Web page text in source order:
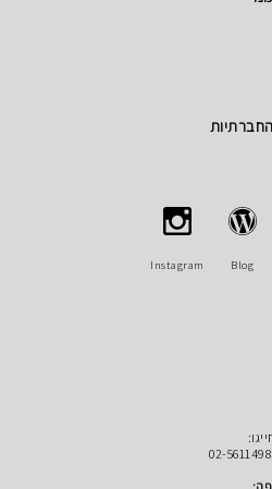
Instagram